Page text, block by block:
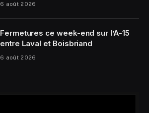
6 août 2026
Fermetures ce week-end sur l’A-15
entre Laval et Boisbriand
6 août 2026